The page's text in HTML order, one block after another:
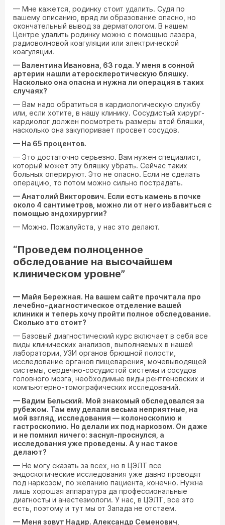
— Мне кажется, родинку стоит удалить. Судя по
вашему описанию, вряд ли образование опасно, но
окончательный вывод за дерматологом. В нашем
Центре удалить родинку можно с помощью лазера,
радиоволновой коагуляции или электрической
коагуляции.
— Валентина Ивановна, 63 года. У меня в сонной
артерии нашли атеросклеротическую бляшку.
Насколько она опасна и нужна ли операция в таких
случаях?
— Вам надо обратиться в кардиологическую службу
или, если хотите, в нашу клинику. Сосудистый хирург-
кардиолог должен посмотреть размеры этой бляшки,
насколько она закупоривает просвет сосудов.
— На 65 процентов.
— Это достаточно серьезно. Вам нужен специалист,
который может эту бляшку убрать. Сейчас таких
больных оперируют. Это не опасно. Если не сделать
операцию, то потом можно сильно пострадать.
— Анатолий Викторович. Если есть камень в почке
около 4 сантиметров, можно ли от него избавиться с
помощью эндохирургии?
— Можно. Пожалуйста, у нас это делают.
“Проведем полноценное
обследование на высочайшем
клиническом уровне”
— Майя Бережная. На вашем сайте прочитала про
лечебно-диагностическое отделение вашей
клиники и теперь хочу пройти полное обследование.
Сколько это стоит?
— Базовый диагностический курс включает в себя все
виды клинических анализов, выполняемых в нашей
лаборатории, УЗИ органов брюшной полости,
исследование органов пищеварения, мочевыводящей
системы, сердечно-сосудистой системы и сосудов
головного мозга, необходимые виды рентгеновских и
компьютерно-томографических исследований.
— Вадим Бельский. Мой знакомый обследовался за
рубежом. Там ему делали весьма неприятные, на
мой взгляд, исследования — колоноскопию и
гастроскопию. Но делали их под наркозом. Он даже
и не помнил ничего: заснул-проснулся, а
исследования уже проведены. А у нас такое
делают?
— Не могу сказать за всех, но в ЦЭЛТ все
эндоскопические исследования уже давно проводят
под наркозом, по желанию пациента, конечно. Нужна
лишь хорошая аппаратура да профессиональные
диагносты и анестезиологи. У нас, в ЦЭЛТ, все это
есть, поэтому и тут мы от Запада не отстаем.
— Меня зовут Надир. Александр Семенович,